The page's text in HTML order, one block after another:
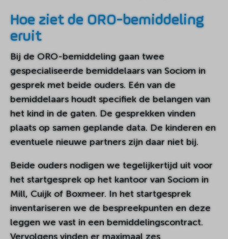
Hoe ziet de ORO-bemiddeling
eruit
Bij de ORO-bemiddeling gaan twee
gespecialiseerde bemiddelaars van Sociom in
gesprek met beide ouders. Eén van de
bemiddelaars houdt specifiek de belangen van
het kind in de gaten. De gesprekken vinden
plaats op samen geplande data. De kinderen en
eventuele nieuwe partners zijn daar niet bij.
Beide ouders nodigen we tegelijkertijd uit voor
het startgesprek op het kantoor van Sociom in
Mill, Cuijk of Boxmeer. In het startgesprek
inventariseren we de bespreekpunten en deze
leggen we vast in een bemiddelingscontract.
Vervolgens vinden er maximaal zes